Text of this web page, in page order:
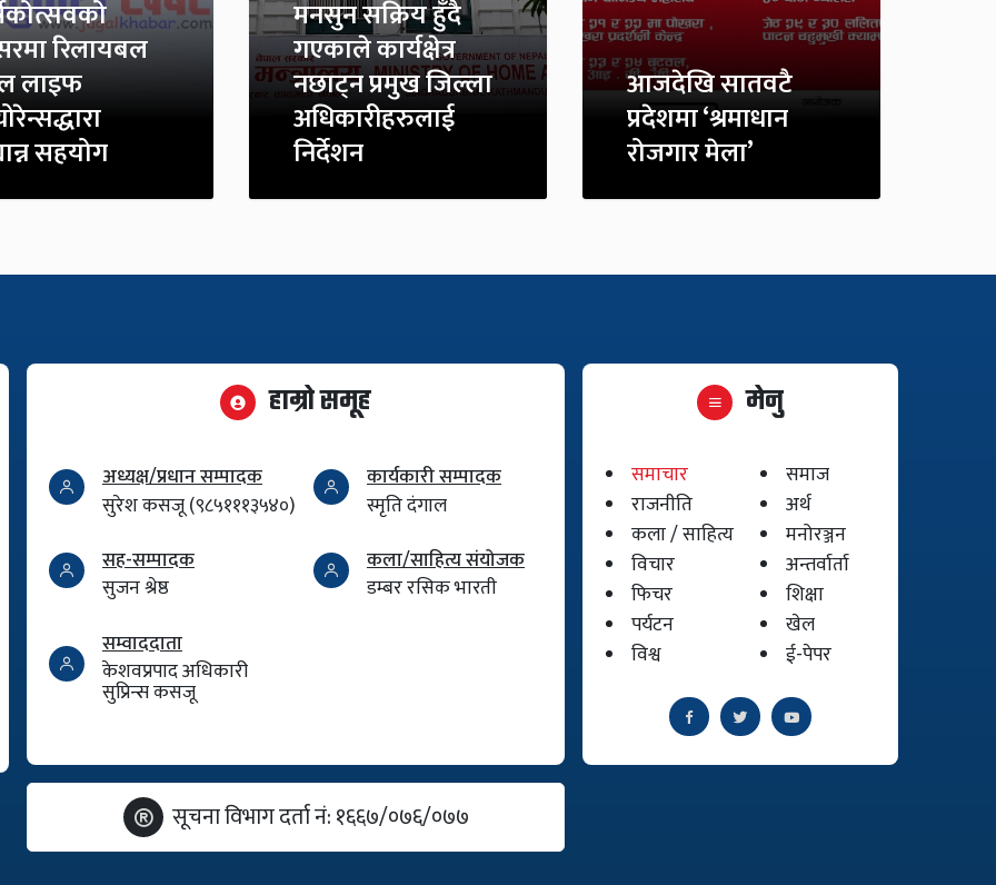
रिलायबल
लाइफ
सहयोग
मनसुन सक्रिय हुँदै
गएकाले कार्यक्षेत्र
नछाट्न प्रमुख जिल्ला
अधिकारीहरुलाई
निर्देशन
आजदेखि सातवटै
प्रदेशमा ‘श्रमाधान
रोजगार मेला’
हाम्रो समूह
अध्यक्ष/प्रधान सम्पादक
सुरेश कसजू (९८५१११३५४०)
कार्यकारी सम्पादक
स्मृति दंगाल
सह-सम्पादक
सुजन श्रेष्ठ
कला/साहित्य संयोजक
डम्बर रसिक भारती
सम्वाददाता
केशवप्रपाद अधिकारी
सुप्रिन्स कसजू
सूचना विभाग दर्ता नं: १६६७/०७६/०७७
मेनु
समाचार
समाज
राजनीति
अर्थ
कला / साहित्य
मनोरञ्जन
विचार
अन्तर्वार्ता
फिचर
शिक्षा
पर्यटन
खेल
विश्व
ई-पेपर